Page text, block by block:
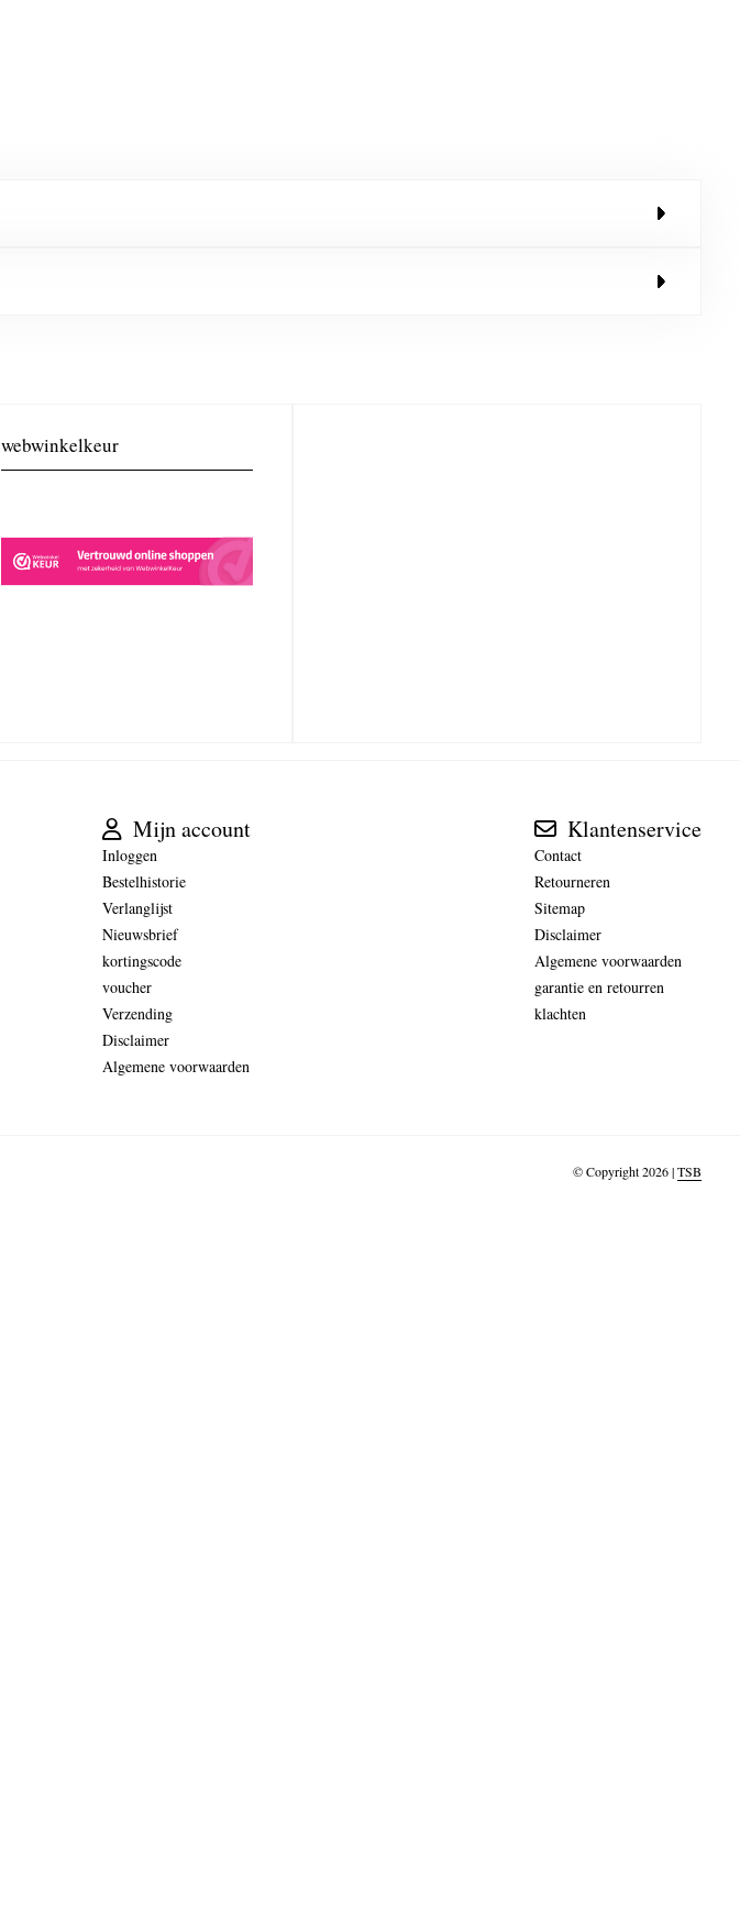
webwinkelkeur
Mijn account
Inloggen
Bestelhistorie
Verlanglijst
Nieuwsbrief
kortingscode
voucher
Verzending
Disclaimer
Algemene voorwaarden
Klantenservice
Contact
Retourneren
Sitemap
Disclaimer
Algemene voorwaarden
garantie en retourren
klachten
© Copyright 2026 |TSB